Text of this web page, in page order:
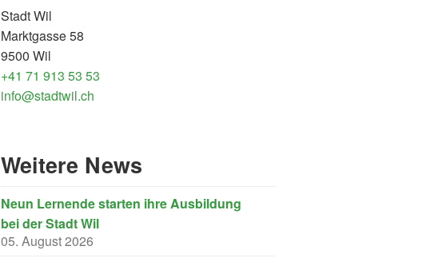
Stadt Wil
Marktgasse 58
9500 Wil
+41 71 913 53 53
info@stadtwil.ch
Weitere News
Neun Lernende starten ihre Ausbildung
bei der Stadt Wil
05. August 2026